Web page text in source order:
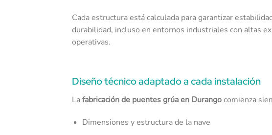
Cada estructura está calculada para garantizar
durabilidad, incluso en entornos industriales con altas
operativas.
Diseño técnico adaptado a cada instalación
Lafabricación de puentes grúa en Durangocomienza
Dimensiones y estructura de la nave